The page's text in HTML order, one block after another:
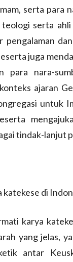
serta para
serta
pengalaman
juga
para nara-
ajaran
untuk
tindak-lanjut
di
karya
yang jelas,
antar